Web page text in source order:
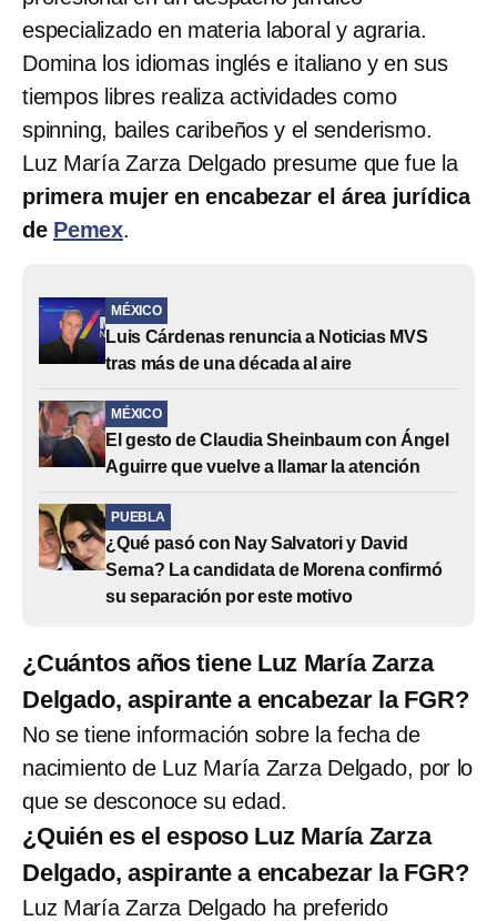
especializado en materia laboral y agraria.
Domina los idiomas inglés e italiano y en sus
tiempos libres realiza actividades como
spinning, bailes caribeños y el senderismo.
Luz María Zarza Delgado presume que fue la
primera mujer en encabezar el área jurídica
de Pemex.
MÉXICO
Luis Cárdenas renuncia a Noticias MVS
tras más de una década al aire
MÉXICO
El gesto de Claudia Sheinbaum con Ángel
Aguirre que vuelve a llamar la atención
PUEBLA
¿Qué pasó con Nay Salvatori y David
Serna? La candidata de Morena confirmó
su separación por este motivo
¿Cuántos años tiene Luz María Zarza
Delgado, aspirante a encabezar la FGR?
No se tiene información sobre la fecha de
nacimiento de Luz María Zarza Delgado, por lo
que se desconoce su edad.
¿Quién es el esposo Luz María Zarza
Delgado, aspirante a encabezar la FGR?
Luz María Zarza Delgado ha preferido